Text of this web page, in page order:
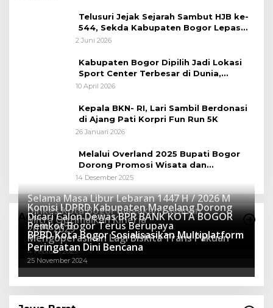
Telusuri Jejak Sejarah Sambut HJB ke-
544, Sekda Kabupaten Bogor Lepas
Gowes Napak Tilas Bogor
2 Juni 2026
Kabupaten Bogor Dipilih Jadi Lokasi
Sport Center Terbesar di Dunia,
Peluang Tingkatkan Pertumbuhan
10 April 2026
Kepala BKN- RI, Lari Sambil Berdonasi
di Ajang Pati Korpri Fun Run 5K
26 Januari 2026
Melalui Overland 2025 Bupati Bogor
Dorong Promosi Wisata dan
Pelestarian Alam
14 Desember 2025
Advertorial
Selama Masa Libur Lebaran 1447 H / 2026 M
Dinkes Kota Bogor Siagakan Layanan
Kesehatan
16 Maret 2026
Komisi I DPRD Kabupaten Magelang Dorong
Mitra Optimalkan Kinerja
27 Mei 2025
Dicari Calon Dewas BPR BANK KOTA BOGOR
2025-2029
15 April 2025
Pemkot Bogor Terus Berupaya
Mengoperasikan Lagi Biskita Trans Pakuan
4 Februari 2025
BPBD Kota Bogor Sosialisasikan Multiplatform
Peringatan Dini Bencana
25 November 2024